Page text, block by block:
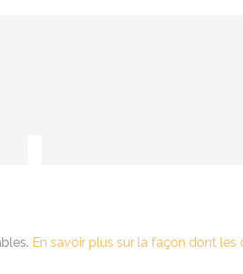
En savoir plus sur la façon dont